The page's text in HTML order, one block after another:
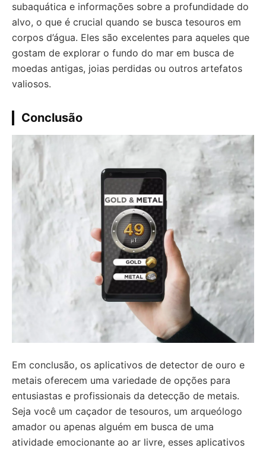
subaquática e informações sobre a profundidade do
alvo, o que é crucial quando se busca tesouros em
corpos d’água. Eles são excelentes para aqueles que
gostam de explorar o fundo do mar em busca de
moedas antigas, joias perdidas ou outros artefatos
valiosos.
Conclusão
Em conclusão, os aplicativos de detector de ouro e
metais oferecem uma variedade de opções para
entusiastas e profissionais da detecção de metais.
Seja você um caçador de tesouros, um arqueólogo
amador ou apenas alguém em busca de uma
atividade emocionante ao ar livre, esses aplicativos